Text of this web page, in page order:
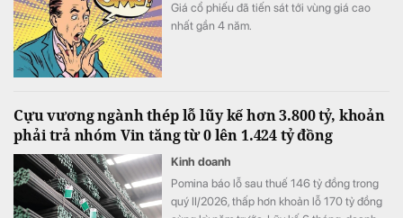
Giá cổ phiếu đã tiến sát tới vùng giá cao
nhất gần 4 năm.
Cựu vương ngành thép lỗ lũy kế hơn 3.800 tỷ, khoản
phải trả nhóm Vin tăng từ 0 lên 1.424 tỷ đồng
Kinh doanh
Pomina báo lỗ sau thuế 146 tỷ đồng trong
quý II/2026, thấp hơn khoản lỗ 170 tỷ đồng